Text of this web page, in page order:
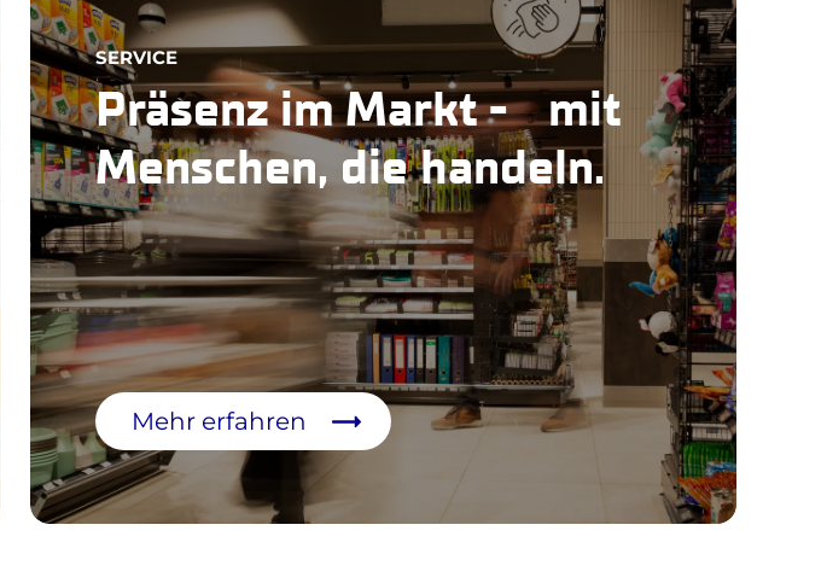
Präsenz im Markt - mit
Menschen, die handeln.
SERVICE
Mehr erfahren